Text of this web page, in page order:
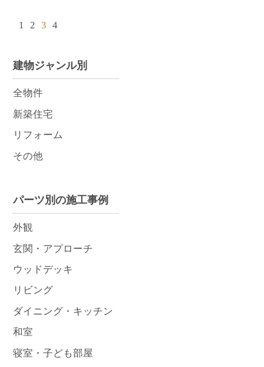
1 2 3 4
建物ジャンル別
全物件
新築住宅
リフォーム
その他
パーツ別の施工事例
外観
玄関・アプローチ
ウッドデッキ
リビング
ダイニング・キッチン
和室
寝室・子ども部屋